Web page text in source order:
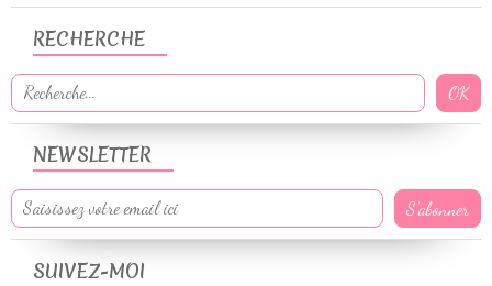
NEWSLETTER
SUIVEZ-MOI
RECHERCHE